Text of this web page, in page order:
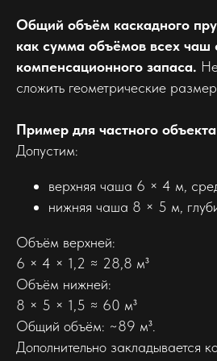
Общий объём каскадного
как сумма объёмов всех чаш
компенсационного запаса.
сложить геометрические
Пример для частного объекта
Допустим:
верхняя чаша 6 × 4 м,
нижняя чаша 8 × 5 м,
Объём верхней:
6 × 4 × 1,2 ≈ 28,8 м³
Объём нижней:
8 × 5 × 1,5 ≈ 60 м³
Общий объём: ~89 м³.
Дополнительно закладывается